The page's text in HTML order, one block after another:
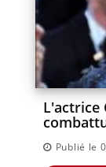
L'actrice
Publié le